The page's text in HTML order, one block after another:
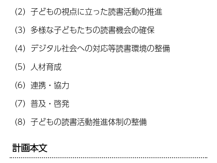
（2）子どもの視点に立った読書活動の推進
（3）多様な子どもたちの読書機会の確保
（4）デジタル社会への対応等読書環境の整備
（5）人材育成
（6）連携・協力
（7）普及・啓発
（8）子どもの読書活動推進体制の整備
計画本文